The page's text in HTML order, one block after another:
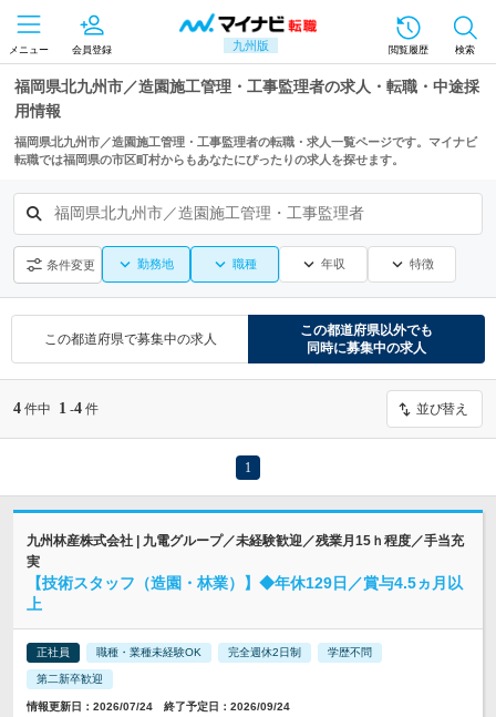
九州版
メニュー 会員登録 閲覧履歴 検索
福岡県北九州市／造園施工管理・工事監理者の求人・転職・中途採
用情報
福岡県北九州市／造園施工管理・工事監理者の転職・求人一覧ページです。マイナビ
転職では福岡県の市区町村からもあなたにぴったりの求人を探せます。
福岡県北九州市／造園施工管理・工事監理者
条件変更 勤務地 職種 年収 特徴
この都道府県で募集中の求人
この都道府県以外でも
同時に募集中の求人
4 件中 1 -4 件 並び替え
1
九州林産株式会社 | 九電グループ／未経験歓迎／残業月15ｈ程度／手当充
実
【技術スタッフ（造園・林業）】◆年休129日／賞与4.5ヵ月以
上
正社員 職種・業種未経験OK 完全週休2日制 学歴不問
第二新卒歓迎
情報更新日：2026/07/24 終了予定日：2026/09/24